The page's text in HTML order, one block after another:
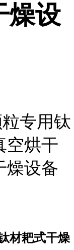
燥设
专用钛
空烘干
燥设备
材耙式干燥